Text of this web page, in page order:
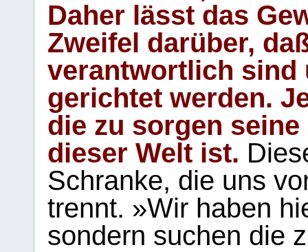
Daher lässt das
Zweifel darüber,
verantwortlich sind
gerichtet werden.
die zu sorgen
dieser Welt ist.
Schranke, die uns
trennt. »Wir haben
sondern suchen die